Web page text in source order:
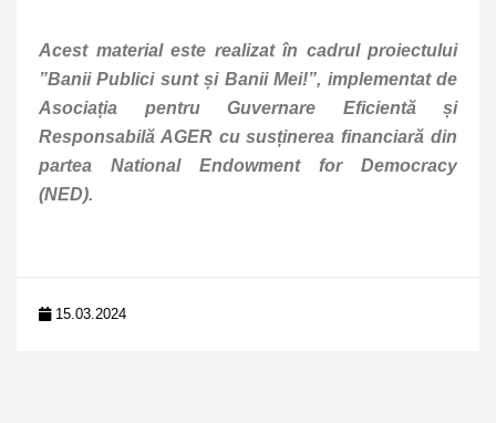
Acest material este realizat în cadrul proiectului
”Banii Publici sunt și Banii Mei!”, implementat de
Asociația pentru Guvernare Eficientă și
Responsabilă AGER cu susținerea financiară din
partea National Endowment for Democracy
(NED).
15.03.2024